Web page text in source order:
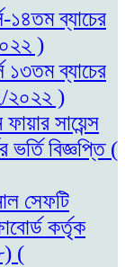
১৪তম ব্যাচের
)
১৩তম ব্যাচের
২০২২ )
সায়েন্স
বিজ্ঞপ্তি (
সেফটি
কর্তৃক
(